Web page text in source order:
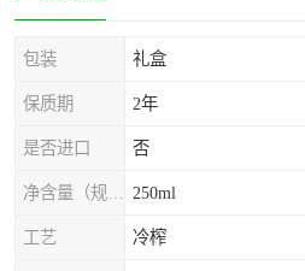
包装 礼盒
保质期 2年
是否进口 否
250ml
工艺 冷榨